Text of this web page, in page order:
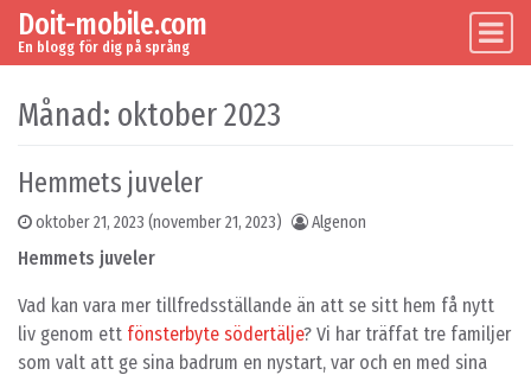
Skip to content
Main Navigation
Doit-mobile.com
En blogg för dig på språng
Månad: oktober 2023
Hemmets juveler
oktober 21, 2023 (november 21, 2023) Algenon
Hemmets juveler
Vad kan vara mer tillfredsställande än att se sitt hem få nytt
liv genom ett fönsterbyte södertälje? Vi har träffat tre familjer
som valt att ge sina badrum en nystart, var och en med sina